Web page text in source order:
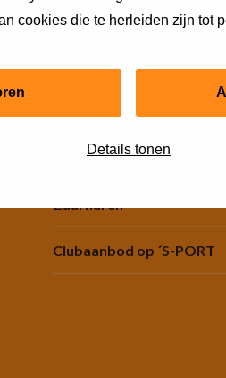
cookies die te herleiden zijn tot
Details tonen
Financiële hulp
Jeugdsportsubsidie
Zaal huren
Clubaanbod op ´S-PORT